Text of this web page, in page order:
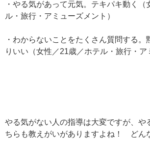
・やる気があって元気。テキパキ動く（
ル・旅行・アミューズメント）
・わからないことをたくさん質問する。
りいい（女性／21歳／ホテル・旅行・ア
やる気がない人の指導は大変ですが、や
ちらも教えがいがありますよね！ どん